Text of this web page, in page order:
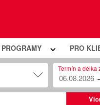
PRO
Termín a délka